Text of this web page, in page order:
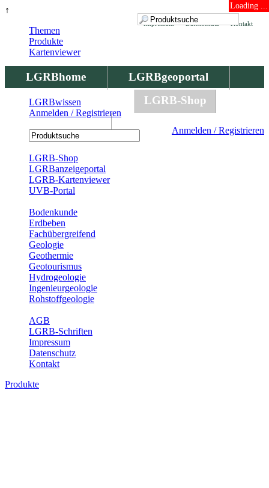
↑ Loading ...
Kontakt
Datenschutz
Impressum
LGRBhome
LGRBgeoportal
LGRBbohrungen
LGRB-Shop
Anmelden / Registrieren
Themen
Produkte
Kartenviewer
LGRBwissen
Anmelden / Registrieren
LGRB-Shop
LGRBanzeigeportal
LGRB-Kartenviewer
UVB-Portal
Bodenkunde
Erdbeben
Fachübergreifend
Geologie
Geothermie
Geotourismus
Hydrogeologie
Ingenieurgeologie
Rohstoffgeologie
AGB
LGRB-Schriften
Impressum
Datenschutz
Kontakt
Produkte